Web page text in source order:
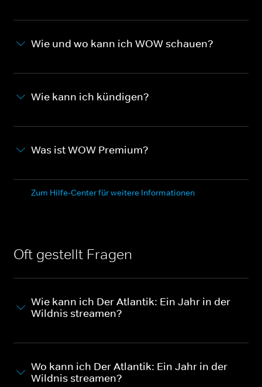
Wie und wo kann ich WOW schauen?
Wie kann ich kündigen?
Was ist WOW Premium?
Zum Hilfe-Center für weitere Informationen
Oft gestellt Fragen
Wie kann ich Der Atlantik: Ein Jahr in der
Wildnis streamen?
Wo kann ich Der Atlantik: Ein Jahr in der
Wildnis streamen?